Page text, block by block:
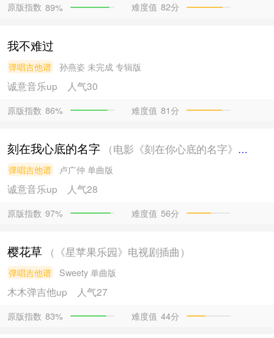
原版指数 89% 难度值 82分
我不难过
弹唱吉他谱 孙燕姿 未完成 专辑版
诚意音乐up 人气30
原版指数 86% 难度值 81分
刻在我心底的名字 （电影《刻在你心底的名字》主题曲）
弹唱吉他谱 卢广仲 单曲版
诚意音乐up 人气28
原版指数 97% 难度值 56分
樱花草 （《星苹果乐园》电视剧插曲）
弹唱吉他谱 Sweety 单曲版
木木弹吉他up 人气27
原版指数 83% 难度值 44分